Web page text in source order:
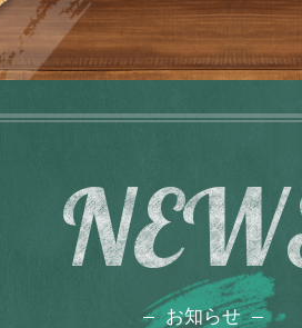
お知らせ